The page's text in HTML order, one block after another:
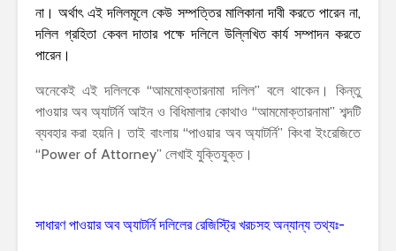
না। অর্থাৎ এই দলিলমূলে কেউ সম্পত্তির মালিকানা দাবী করতে পারেন না,
দলিল গ্রহিতা কেবল দাতার পক্ষে দলিলে উল্লিখিত কার্য সম্পাদন করতে
পারেন।
অনেকেই এই দলিলকে “আমমোক্তারনামা দলিল” বলে থাকেন। কিন্তু
পাওয়ার অব অ্যাটর্নি আইন ও বিধিমালার কোথাও “আমমোক্তারনামা” শব্দটি
ব্যবহার করা হয়নি। তাই বাংলায় “পাওয়ার অব অ্যাটর্নি” কিংবা ইংরেজিতে
“Power of Attorney” লেখাই যুক্তিযুক্ত।
সাধারণ পাওয়ার অব অ্যাটর্নি দলিলের রেজিস্ট্রি খরচসহ অন্যান্য তথ্যঃ-